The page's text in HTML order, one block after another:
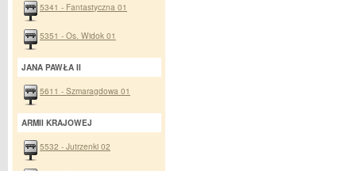
5341 - Fantastyczna 01
5351 - Os. Widok 01
JANA PAWŁA II
5611 - Szmaragdowa 01
ARMII KRAJOWEJ
5532 - Jutrzenki 02